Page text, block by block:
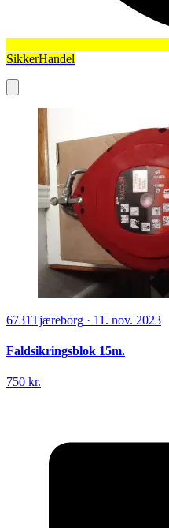
SikkerHandel
6731Tjæreborg · 11. nov. 2023
Faldsikringsblok 15m.
750 kr.